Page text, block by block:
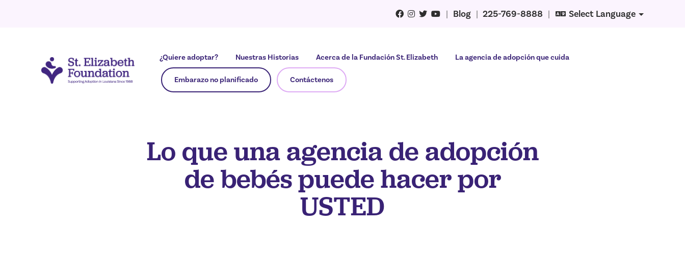
| Blog | 225-769-8888 | Select Language
¿Quiere adoptar? Nuestras Historias Acerca de la Fundación St. Elizabeth La agencia de adopción que cuida
Embarazo no planificado Contáctenos
Lo que una agencia de adopción
de bebés puede hacer por
USTED